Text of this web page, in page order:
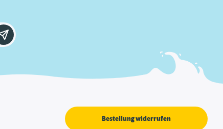
Bestellung widerrufen